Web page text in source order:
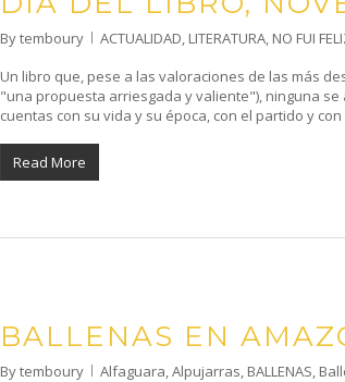
Bytemboury ACTUALIDAD, LITERATURA, NO FUI
Un libro que, pese a las valoraciones de las más
"una propuesta arriesgada y valiente"), ninguna
cuentas con su vida y su época, con el partido y
Read More
BALLENAS EN
Bytemboury Alfaguara,Alpujarras, BALLENAS,